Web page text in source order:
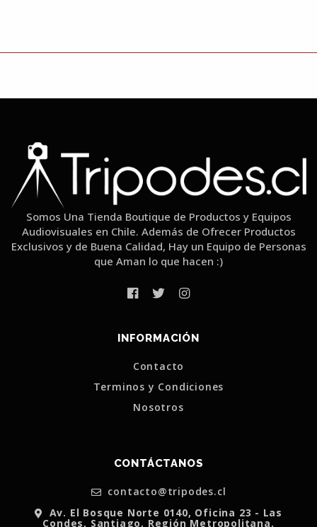
Somos Una Tienda Boutique de Productos y Equipos
Audiovisuales en Chile. Además de Ofrecer Productos
Exclusivos y de Buena Calidad, Hay un Equipo de Personas
que Aman lo que hacen :)
INFORMACIÓN
Contacto
Terminos y Condiciones
Nosotros
CONTÁCTANOS
contacto@tripodes.cl
Av. El Bosque Norte 0140, Oficina 23 - Las
Condes, Santiago, Región Metropolitana.